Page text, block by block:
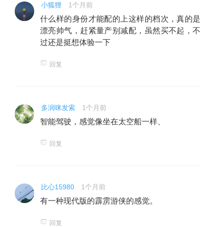
小狐狸 1个月前
什么样的身份才能配的上这样的档次，真的是
漂亮帅气，赶紧量产别减配，虽然买不起，不
过还是挺想体验一下
回复
多润咪发索 1个月前
智能驾驶，感觉像坐在太空船一样、
回复
比心15980 1个月前
有一种现代版的霹雳游侠的感觉。
回复